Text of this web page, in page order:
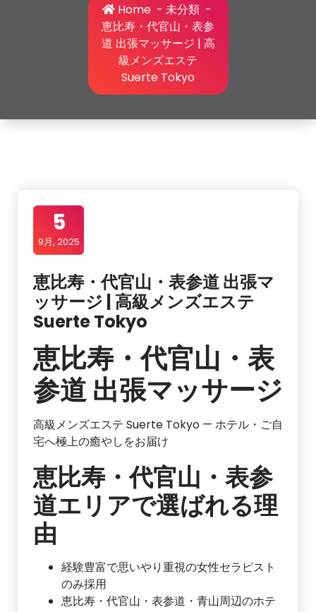
Home- 未分類-
恵比寿・代官山・表参
道 出張マッサージ | 高
級メンズエステ
Suerte Tokyo
5
9月, 2025
恵比寿・代官山・表参道 出張マ
ッサージ | 高級メンズエステ
Suerte Tokyo
恵比寿・代官山・表
参道 出張マッサージ
高級メンズエステ Suerte Tokyo — ホテル・ご自
宅へ極上の癒やしをお届け
恵比寿・代官山・表参
道エリアで選ばれる理
由
経験豊富で思いやり重視の女性セラピスト
のみ採用
恵比寿・代官山・表参道・青山周辺のホテ